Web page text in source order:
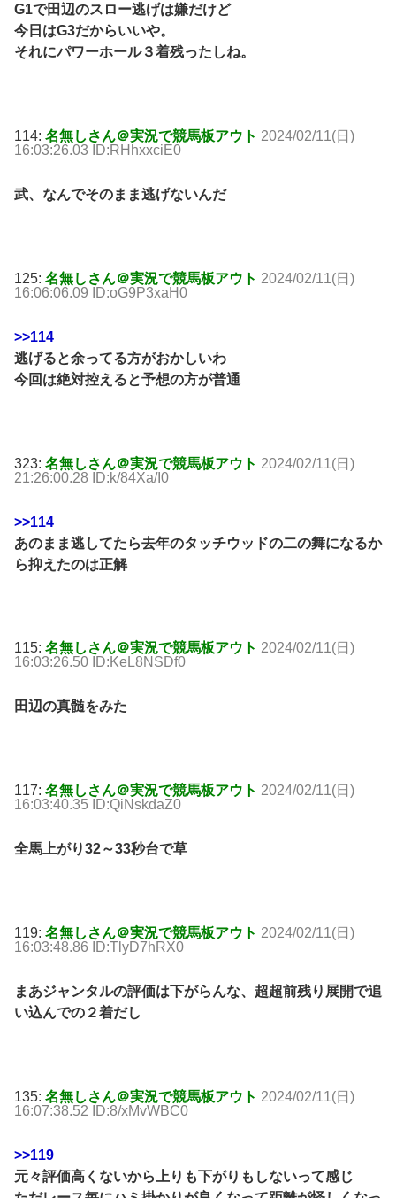
G1で田辺のスロー逃げは嫌だけど
今日はG3だからいいや。
それにパワーホール３着残ったしね。
114: 名無しさん＠実況で競馬板アウト 2024/02/11(日)
16:03:26.03 ID:RHhxxciE0
武、なんでそのまま逃げないんだ
125: 名無しさん＠実況で競馬板アウト 2024/02/11(日)
16:06:06.09 ID:oG9P3xaH0
>>114
逃げると余ってる方がおかしいわ
今回は絶対控えると予想の方が普通
323: 名無しさん＠実況で競馬板アウト 2024/02/11(日)
21:26:00.28 ID:k/84Xa/I0
>>114
あのまま逃してたら去年のタッチウッドの二の舞になるか
ら抑えたのは正解
115: 名無しさん＠実況で競馬板アウト 2024/02/11(日)
16:03:26.50 ID:KeL8NSDf0
田辺の真髄をみた
117: 名無しさん＠実況で競馬板アウト 2024/02/11(日)
16:03:40.35 ID:QiNskdaZ0
全馬上がり32～33秒台で草
119: 名無しさん＠実況で競馬板アウト 2024/02/11(日)
16:03:48.86 ID:TlyD7hRX0
まあジャンタルの評価は下がらんな、超超前残り展開で追
い込んでの２着だし
135: 名無しさん＠実況で競馬板アウト 2024/02/11(日)
16:07:38.52 ID:8/xMvWBC0
>>119
元々評価高くないから上りも下がりもしないって感じ